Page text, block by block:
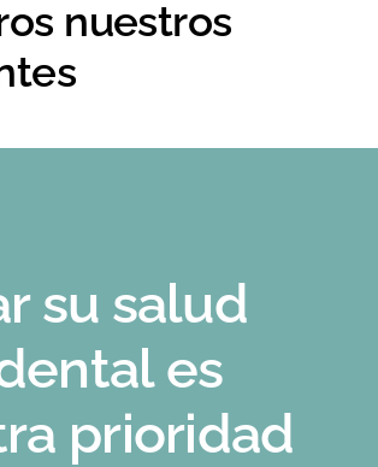
nuestros
su salud
es
prioridad